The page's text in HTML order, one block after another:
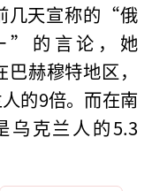
几天宣称的“俄
”的言论，她
赫穆特地区，
的9倍。而在南
乌克兰人的5.3